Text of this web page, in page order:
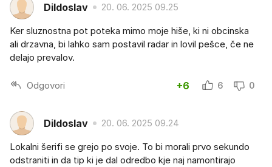
Dildoslav 20. 06. 2025 09.25
Ker sluznostna pot poteka mimo moje hiše, ki ni obcinska
ali drzavna, bi lahko sam postavil radar in lovil pešce, če ne
delajo prevalov.
Odgovori +6 6 0
Dildoslav 20. 06. 2025 09.24
Lokalni šerifi se grejo po svoje. To bi morali prvo sekundo
odstraniti in da tip ki je dal odredbo kje naj namontirajo